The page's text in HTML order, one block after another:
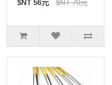
$NT 56元 $NT 70元